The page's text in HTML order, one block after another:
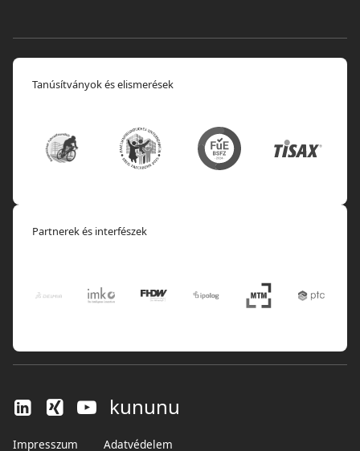
Tanúsítványok és elismerések
Partnerek és interfészek
kununu
Impresszum Adatvédelem